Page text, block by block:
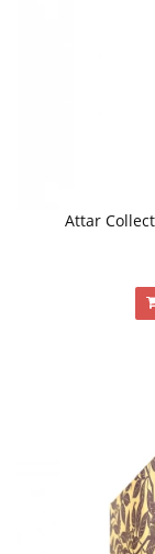
Attar